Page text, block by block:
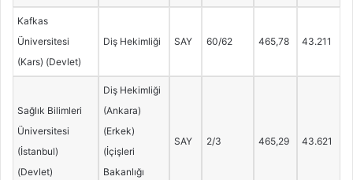
Kafkas
Üniversitesi
(Kars) (Devlet)
Diş Hekimliği SAY 60/62 465,78 43.211
Sağlık Bilimleri
Üniversitesi
(İstanbul)
(Devlet)
Diş Hekimliği
(Ankara)
(Erkek)
(İçişleri
Bakanlığı
SAY 2/3 465,29 43.621